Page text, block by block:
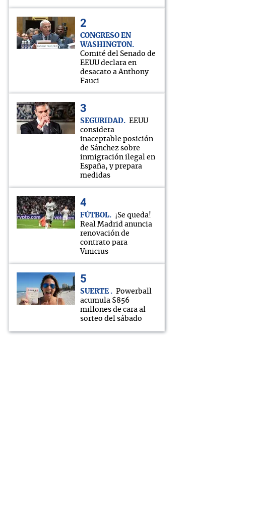
CONGRESO EN
WASHINGTON
Comité del Senado de
EEUU declara en
desacato a Anthony
Fauci
SEGURIDAD
EEUU
considera
inaceptable posición
de Sánchez sobre
inmigración ilegal en
España, y prepara
medidas
FÚTBOL
¡Se queda!
Real Madrid anuncia
renovación de
contrato para
Vinicius
SUERTE
Powerball
acumula $856
millones de cara al
sorteo del sábado